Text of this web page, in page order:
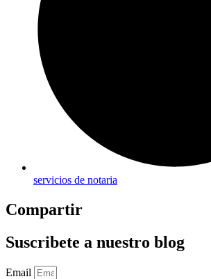
servicios de notaria
Compartir
Suscribete a nuestro blog
Email